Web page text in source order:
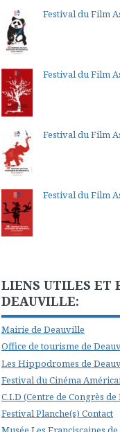
Festival du Film
Festival du Film
Festival du Film
Festival du Film
LIENS UTILES ET
DEAUVILLE:
Mairie de Deauville
Office de tourisme de
Les Hippodromes de
Festival du Cinéma
C.I.D (Centre de Congrès
Festival Planche(s) Contact